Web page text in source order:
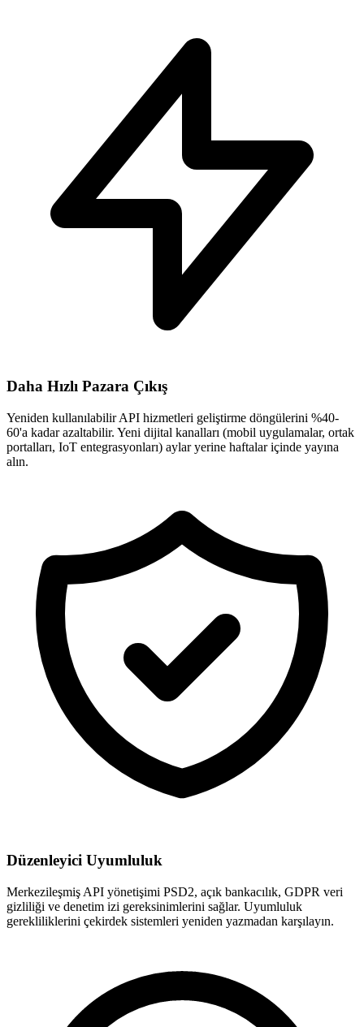
Daha Hızlı Pazara Çıkış
Yeniden kullanılabilir API hizmetleri geliştirme döngülerini %40-
60'a kadar azaltabilir. Yeni dijital kanalları (mobil uygulamalar, ortak
portalları, IoT entegrasyonları) aylar yerine haftalar içinde yayına
alın.
Düzenleyici Uyumluluk
Merkezileşmiş API yönetişimi PSD2, açık bankacılık, GDPR veri
gizliliği ve denetim izi gereksinimlerini sağlar. Uyumluluk
gerekliliklerini çekirdek sistemleri yeniden yazmadan karşılayın.